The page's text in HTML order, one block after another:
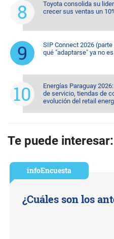
Toyota consolida su
crecer sus ventas un
SIP Connect 2026
qué "adaptarse" ya no
Energías Paraguay
de servicio, tiendas de
evolución del retail
Te puede interesar:
infoEncuesta
¿Cuáles son los